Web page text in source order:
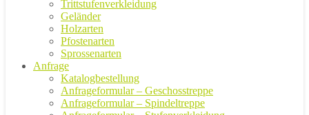
Trittstufenverkleidung
Geländer
Holzarten
Pfostenarten
Sprossenarten
Anfrage
Katalogbestellung
Anfrageformular – Geschosstreppe
Anfrageformular – Spindeltreppe